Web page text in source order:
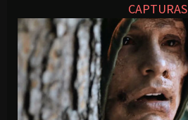
CAPTURAS